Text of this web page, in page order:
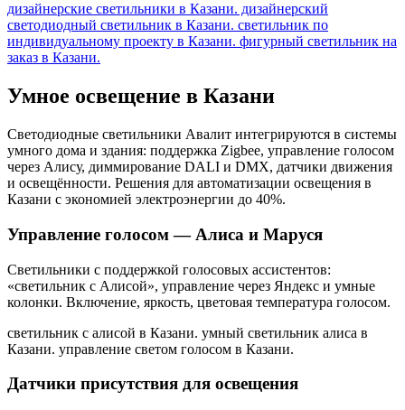
дизайнерские светильники в Казани. дизайнерский
светодиодный светильник в Казани. светильник по
индивидуальному проекту в Казани. фигурный светильник на
заказ в Казани.
Умное освещение в Казани
Светодиодные светильники Авалит интегрируются в системы
умного дома и здания: поддержка Zigbee, управление голосом
через Алису, диммирование DALI и DMX, датчики движения
и освещённости. Решения для автоматизации освещения в
Казани с экономией электроэнергии до 40%.
Управление голосом — Алиса и Маруся
Светильники с поддержкой голосовых ассистентов:
«светильник с Алисой», управление через Яндекс и умные
колонки. Включение, яркость, цветовая температура голосом.
светильник с алисой в Казани. умный светильник алиса в
Казани. управление светом голосом в Казани.
Датчики присутствия для освещения